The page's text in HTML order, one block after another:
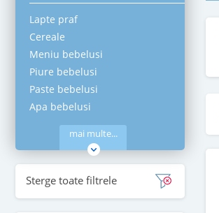
Lapte praf
Cereale
Meniu bebelusi
Piure bebelusi
Paste bebelusi
Apa bebelusi
mai multe...
Sterge toate filtrele